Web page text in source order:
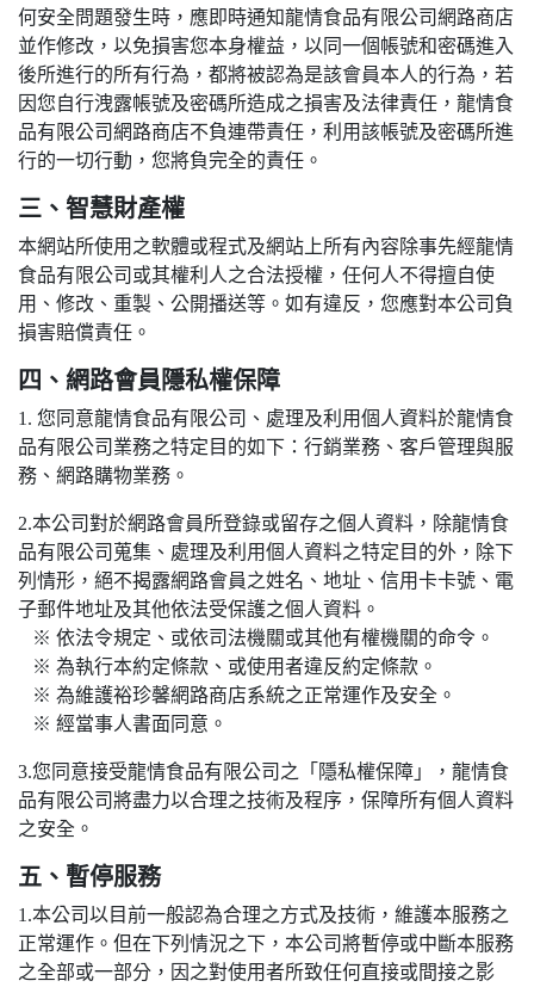
何安全問題發生時，應即時通知龍情食品有限公司網路商店
並作修改，以免損害您本身權益，以同一個帳號和密碼進入
後所進行的所有行為，都將被認為是該會員本人的行為，若
因您自行洩露帳號及密碼所造成之損害及法律責任，龍情食
品有限公司網路商店不負連帶責任，利用該帳號及密碼所進
行的一切行動，您將負完全的責任。
三、智慧財產權
本網站所使用之軟體或程式及網站上所有內容除事先經龍情
食品有限公司或其權利人之合法授權，任何人不得擅自使
用、修改、重製、公開播送等。如有違反，您應對本公司負
損害賠償責任。
四、網路會員隱私權保障
1. 您同意龍情食品有限公司、處理及利用個人資料於龍情食
品有限公司業務之特定目的如下：行銷業務、客戶管理與服
務、網路購物業務。
2.本公司對於網路會員所登錄或留存之個人資料，除龍情食
品有限公司蒐集、處理及利用個人資料之特定目的外，除下
列情形，絕不揭露網路會員之姓名、地址、信用卡卡號、電
子郵件地址及其他依法受保護之個人資料。
※ 依法令規定、或依司法機關或其他有權機關的命令。
※ 為執行本約定條款、或使用者違反約定條款。
※ 為維護裕珍馨網路商店系統之正常運作及安全。
※ 經當事人書面同意。
3.您同意接受龍情食品有限公司之「隱私權保障」，龍情食
品有限公司將盡力以合理之技術及程序，保障所有個人資料
之安全。
五、暫停服務
1.本公司以目前一般認為合理之方式及技術，維護本服務之
正常運作。但在下列情況之下，本公司將暫停或中斷本服務
之全部或一部分，因之對使用者所致任何直接或間接之影